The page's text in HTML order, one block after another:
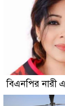
বিএনপির নারী